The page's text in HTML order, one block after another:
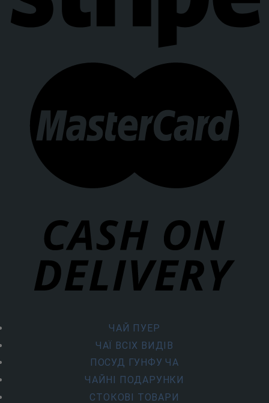
ЧАЙ ПУЕР
ЧАЇ ВСІХ ВИДІВ
ПОСУД ГУНФУ ЧА
ЧАЙНІ ПОДАРУНКИ
СТОКОВІ ТОВАРИ